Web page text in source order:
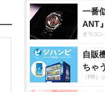
一番
ANT
オリコ
自販
ちゃう
（PR）